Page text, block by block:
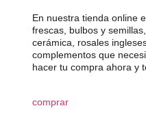
En nuestra tienda online
frescas, bulbos y
cerámica, rosales
complementos que
hacer tu compra ahora y
comprar